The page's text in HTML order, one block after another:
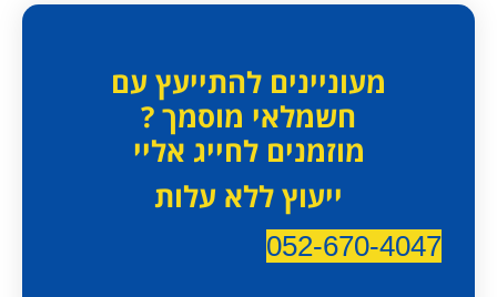
מעוניינים להתייעץ עם
חשמלאי מוסמך ?
מוזמנים לחייג אליי
ייעוץ ללא עלות
052-670-4047